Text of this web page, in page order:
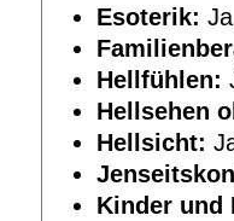
Esoterik: Ja
Hellfühlen:
Hellsehen
Hellsicht:
Kinder und